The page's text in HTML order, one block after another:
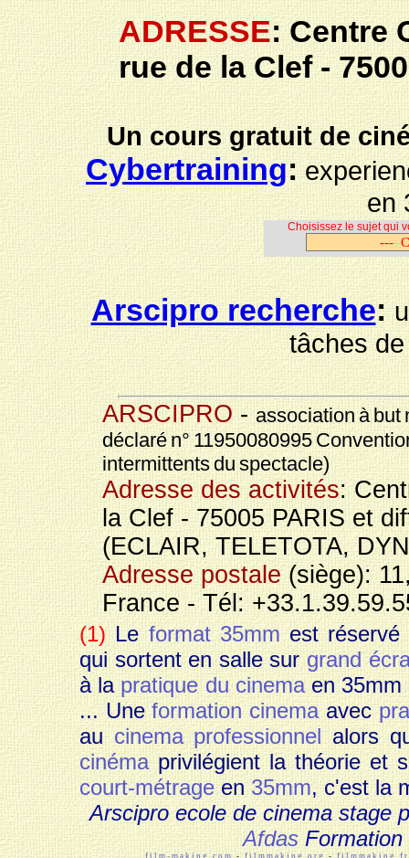
ADRESSE: Centre
rue de la Clef -
Un cours gratuit de
Cybertraining:
Choisissez le sujet qui
Arscipro recherche:
tâches
ARSCIPRO- association à but
déclaré n° 11950080995
intermittents du spectacle)
Adresse des activités:
la Clef - 75005 PARIS et
(ECLAIR, TELETOTA,
Adresse postale(siège):
France - Tél:
(1)Le format 35mmest réservé
qui sortent en salle sur grand
à lapratique du cinemaen 35mm
... Uneformation cinemaavec
au cinema professionnelalors
cinémaprivilégient la théorie et
court-métrageen35mm, c'est la
Arscipro ecole de cinema stage
Afdas